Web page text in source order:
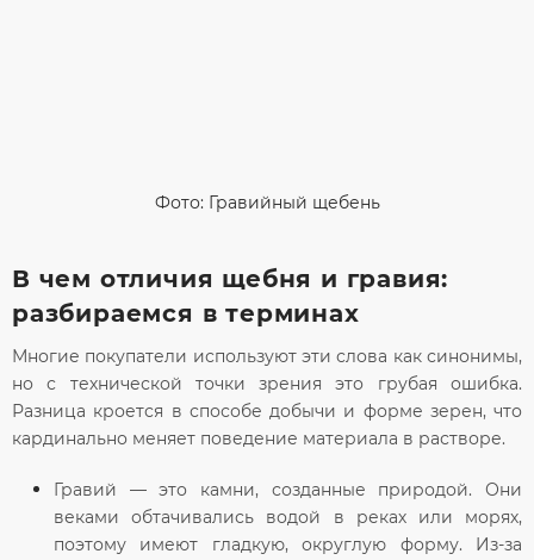
Фото: Гравийный щебень
В чем отличия щебня и гравия:
разбираемся в терминах
Многие покупатели используют эти слова как синонимы,
но с технической точки зрения это грубая ошибка.
Разница кроется в способе добычи и форме зерен, что
кардинально меняет поведение материала в растворе.
Гравий — это камни, созданные природой. Они
веками обтачивались водой в реках или морях,
поэтому имеют гладкую, округлую форму. Из-за